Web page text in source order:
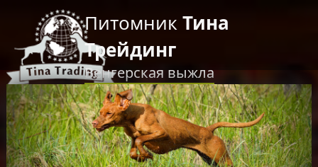
ПитомникТина
Трейдинг
Венгерская выжла
RU EN
введите текст для поиска